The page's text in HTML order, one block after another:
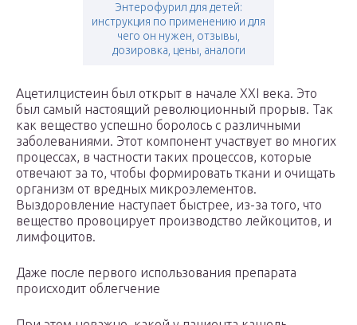
Энтерофурил для детей:
инструкция по применению и для
чего он нужен, отзывы,
дозировка, цены, аналоги
Ацетилцистеин был открыт в начале XXI века. Это
был самый настоящий революционный прорыв. Так
как вещество успешно боролось с различными
заболеваниями. Этот компонент участвует во многих
процессах, в частности таких процессов, которые
отвечают за то, чтобы формировать ткани и очищать
организм от вредных микроэлементов.
Выздоровление наступает быстрее, из-за того, что
вещество провоцирует производство лейкоцитов, и
лимфоцитов.
Даже после первого использования препарата
происходит облегчение